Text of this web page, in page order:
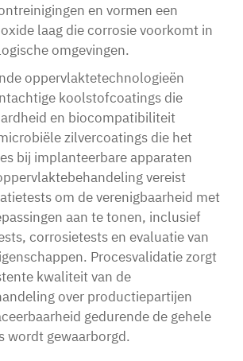
en vormen een
laag die corrosie voorkomt in
omgevingen.
oppervlaktetechnologieën
koolstofcoatings die
en biocompatibiliteit
zilvercoatings die het
bij implanteerbare apparaten
vereist
om de verenigbaarheid met
aan te tonen, inclusief
corrosietests en evaluatie van
Procesvalidatie zorgt
kwaliteit van de
over productiepartijen
gedurende de gehele
wordt gewaarborgd.